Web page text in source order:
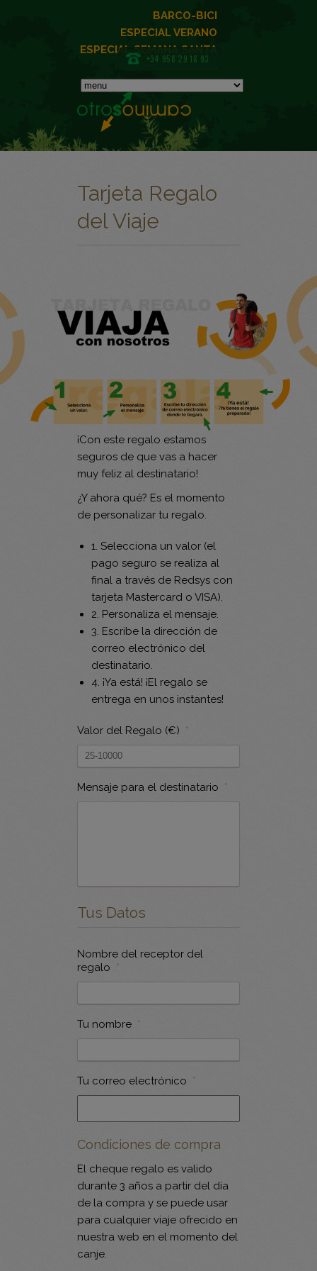
BARCO-BICI
ESPECIAL VERANO
ESPECIAL SEMANA SANTA
+34 958 29 18 93
Tarjeta Regalo
del Viaje
¡Con este regalo estamos
seguros de que vas a hacer
muy feliz al destinatario!
¿Y ahora qué? Es el momento
de personalizar tu regalo.
1. Selecciona un valor (el
pago seguro se realiza al
final a través de Redsys con
tarjeta Mastercard o VISA).
2. Personaliza el mensaje.
3. Escribe la dirección de
correo electrónico del
destinatario.
4. ¡Ya está! ¡El regalo se
entrega en unos instantes!
Valor del Regalo (€) *
Mensaje para el destinatario *
Tus Datos
Nombre del receptor del
regalo *
Tu nombre *
Tu correo electrónico *
Condiciones de compra
El cheque regalo es valido
durante 3 años a partir del día
de la compra y se puede usar
para cualquier viaje ofrecido en
nuestra web en el momento del
canje.